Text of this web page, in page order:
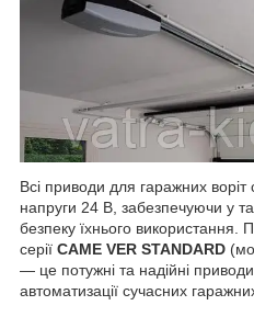
Всі приводи для гаражних воріт
напруги 24 В, забезпечуючи у
безпеку їхнього використання.
серії CAME VER STANDARD
— це потужні та надійні
автоматизації сучасних